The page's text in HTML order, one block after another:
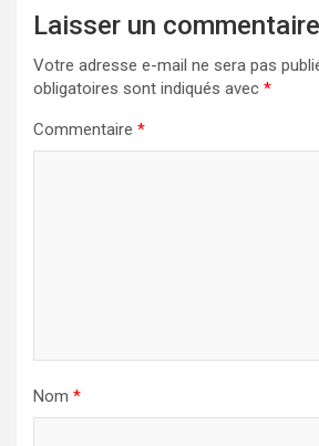
Laisser un commentaire
Votre adresse e-mail ne sera pas
obligatoires sont indiqués avec *
Commentaire *
Nom *